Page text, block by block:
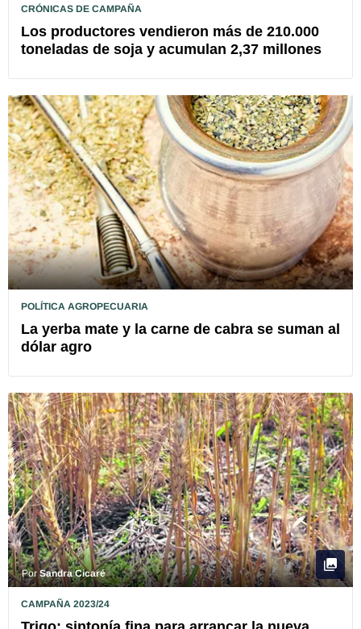
CRÓNICAS DE CAMPAÑA
Los productores vendieron más de 210.000
toneladas de soja y acumulan 2,37 millones
POLÍTICA AGROPECUARIA
La yerba mate y la carne de cabra se suman al
dólar agro
PorSandra Cicaré
CAMPAÑA 2023/24